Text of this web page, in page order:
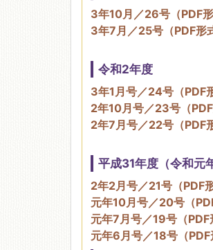
3年10月／26号（PDF
3年7月／25号（PDF形
令和2年度
3年1月号／24号（PDF
2年10月号／23号（
2年7月号／22号（PDF
平成31年度（令和元
2年2月号／21号（PDF
元年10月号／20号（
元年7月号／19号（PDF
元年6月号／18号（PDF